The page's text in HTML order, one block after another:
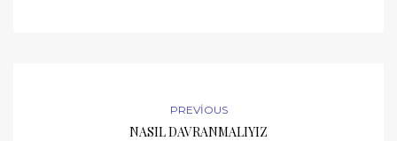
PREVIOUS
NASIL DAVRANMALIYIZ